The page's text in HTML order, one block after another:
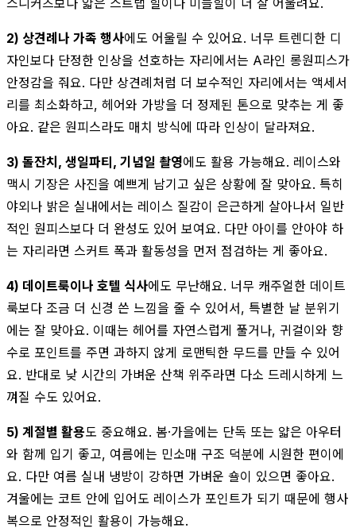
2) 상견례나 가족 행사에도 어울릴 수 있어요. 너무 트렌디한 디
자인보다 단정한 인상을 선호하는 자리에서는 A라인 롱원피스가
안정감을 줘요. 다만 상견례처럼 더 보수적인 자리에서는 액세서
리를 최소화하고, 헤어와 가방을 더 정제된 톤으로 맞추는 게 좋
아요. 같은 원피스라도 매치 방식에 따라 인상이 달라져요.
3) 돌잔치, 생일파티, 기념일 촬영에도 활용 가능해요. 레이스와
맥시 기장은 사진을 예쁘게 남기고 싶은 상황에 잘 맞아요. 특히
야외나 밝은 실내에서는 레이스 질감이 은근하게 살아나서 일반
적인 원피스보다 더 완성도 있어 보여요. 다만 아이를 안아야 하
는 자리라면 스커트 폭과 활동성을 먼저 점검하는 게 좋아요.
4) 데이트룩이나 호텔 식사에도 무난해요. 너무 캐주얼한 데이트
룩보다 조금 더 신경 쓴 느낌을 줄 수 있어서, 특별한 날 분위기
에는 잘 맞아요. 이때는 헤어를 자연스럽게 풀거나, 귀걸이와 향
수로 포인트를 주면 과하지 않게 로맨틱한 무드를 만들 수 있어
요. 반대로 낮 시간의 가벼운 산책 위주라면 다소 드레시하게 느
껴질 수도 있어요.
5) 계절별 활용도 중요해요. 봄·가을에는 단독 또는 얇은 아우터
와 함께 입기 좋고, 여름에는 민소매 구조 덕분에 시원한 편이에
요. 다만 여름 실내 냉방이 강하면 가벼운 숄이 있으면 좋아요.
겨울에는 코트 안에 입어도 레이스가 포인트가 되기 때문에 행사
복으로 안정적인 활용이 가능해요.